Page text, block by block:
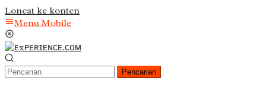
Loncat ke konten
Menu Mobile
Pencarian